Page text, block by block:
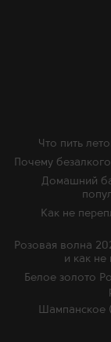
Что пить
Почему
Домашний
Как не
Розовая волна
и как не
Белое золото
Шампанское